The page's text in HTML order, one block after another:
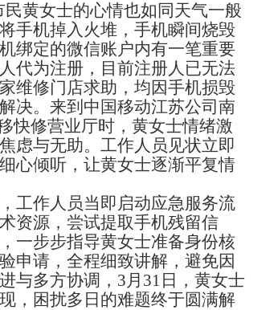
黄女士的心情也如同天气一般
手机掉入火堆，手机瞬间烧毁
绑定的微信账户内有一笔重要
代为注册，目前注册人已无法
维修门店求助，均因手机损毁
决。来到中国移动江苏公司南
快修营业厅时，黄女士情绪激
虑与无助。工作人员见状立即
心倾听，让黄女士逐渐平复情
作人员当即启动应急服务流
资源，尝试提取手机残留信
一步步指导黄女士准备身份核
申请，全程细致讲解，避免因
与多方协调，3月31日，黄女士
，困扰多日的难题终于圆满解